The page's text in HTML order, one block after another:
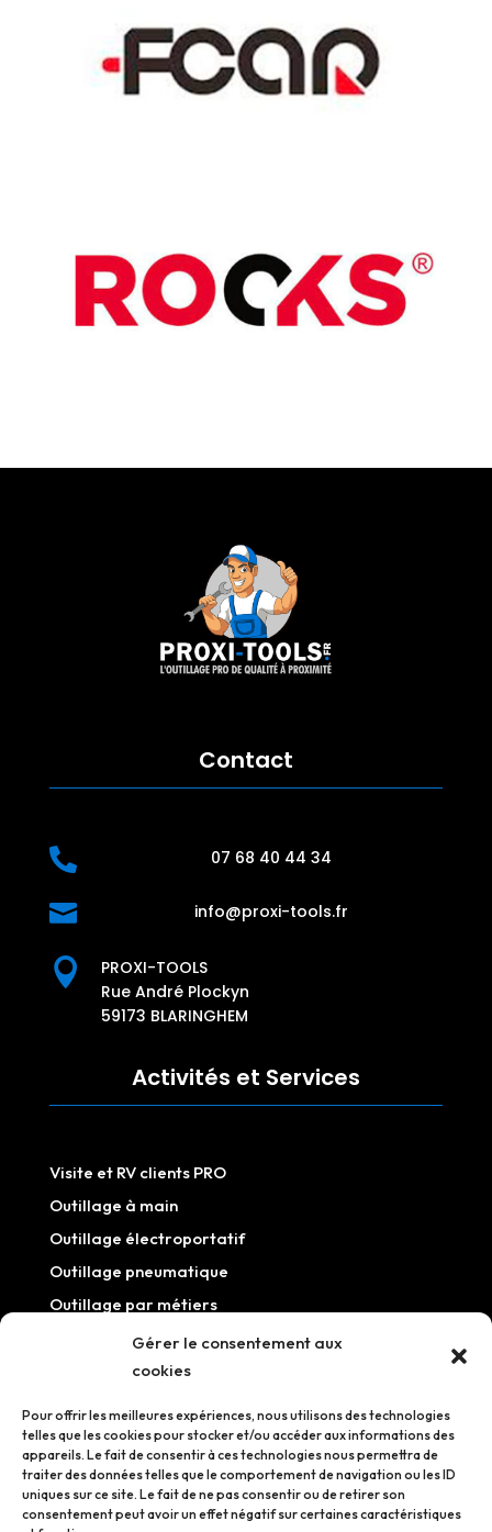
Gérer le consentement aux
cookies
Pour offrir les meilleures expériences, nous utilisons des technologies
telles que les cookies pour stocker et/ou accéder aux informations des
appareils. Le fait de consentir à ces technologies nous permettra de
traiter des données telles que le comportement de navigation ou les ID
uniques sur ce site. Le fait de ne pas consentir ou de retirer son
consentement peut avoir un effet négatif sur certaines caractéristiques
Contact
 07 68 40 44 34
 info@proxi-tools.fr

PROXI-TOOLS
Rue André Plockyn
59173 BLARINGHEM
Activités et Services
Visite et RV clients PRO
Outillage à main
Outillage électroportatif
Outillage pneumatique
Outillage par métiers
Outillage / Equipement atelier
Information
Mentions légales